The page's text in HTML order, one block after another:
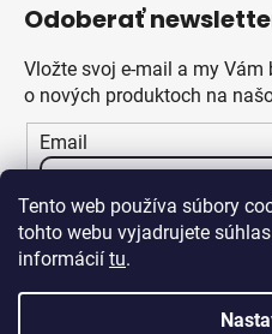
Tento web používa súbory
tohto webu vyjadrujete
informácií tu.
Odoberať
Vložte svoj e-mail a my
o nových produktoch na
Email
Vložením e-mailu
osobných údajov
PRIHLÁSIŤ SA